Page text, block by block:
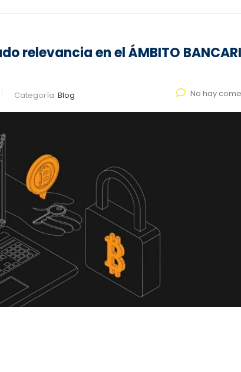
relevancia en el ÁMBITO
Categoría: Blog No hay